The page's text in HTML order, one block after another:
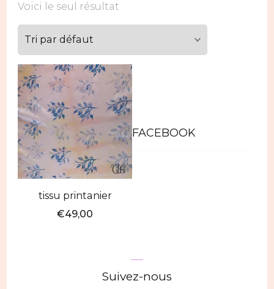
Voici le seul résultat
tissu printanier
€49,00
FACEBOOK
Suivez-nous